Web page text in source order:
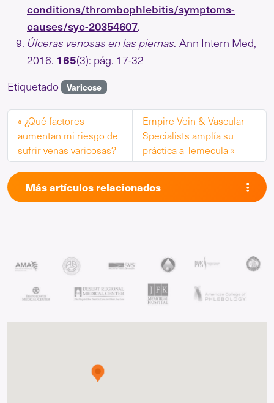
conditions/thrombophlebitis/symptoms-
causes/syc-20354607.
Úlceras venosas en las piernas. Ann Intern Med,
2016. 165(3): pág. 17-32
Etiquetado
Varicose
¿Qué factores
aumentan mi riesgo de
sufrir venas varicosas?
Empire Vein & Vascular
Specialists amplía su
práctica a Temecula
Más artículos relacionados